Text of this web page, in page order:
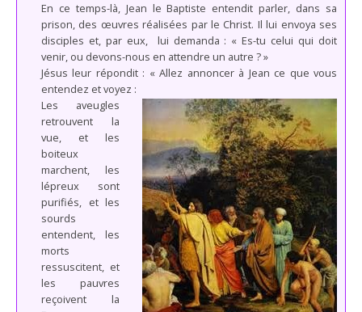
En ce temps-là, Jean le Baptiste entendit parler, dans sa
prison, des œuvres réalisées par le Christ. Il lui envoya ses
disciples et, par eux, lui demanda : « Es-tu celui qui doit
venir, ou devons-nous en attendre un autre ? »
Jésus leur répondit : « Allez annoncer à Jean ce que vous
entendez et voyez :
Les aveugles
retrouvent la
vue, et les
boiteux
marchent, les
lépreux sont
purifiés, et les
sourds
entendent, les
morts
ressuscitent, et
les pauvres
reçoivent la